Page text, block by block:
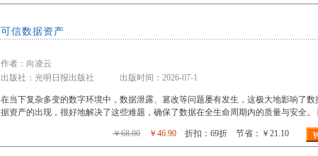
可信数据资产
作者：向凌云
出版社：光明日报出版社 出版时间：2026-07-1
在当下复杂多变的数字环境中，数据泄露、篡改等问题屡有发生，这极大地影响了
据资产的出现，很好地解决了这些难题，确保了数据在全生命周期内的质量与安全。
￥68.00 ￥46.90 折扣：69折 节省：￥21.10